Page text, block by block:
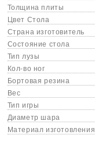
Толщина плиты
Цвет Стола
Страна изготовитель
Состояние стола
Тип лузы
Кол-во ног
Бортовая резина
Вес
Тип игры
Диаметр шара
Материал изготовления